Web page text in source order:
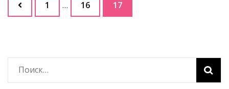
записейСтраница
1 … Страница
16 Страница
17
Найти: